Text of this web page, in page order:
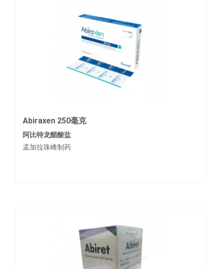
Abiraxen 250毫克
阿比特龙醋酸盐
孟加拉珠峰制药